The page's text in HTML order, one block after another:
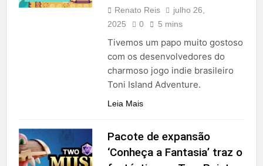
Renato Reis
julho 26,
2025
0 5 mins
Tivemos um papo muito gostoso
com os desenvolvedores do
charmoso jogo indie brasileiro
Toni Island Adventure.
Leia Mais
Pacote de expansão
‘Conheça a Fantasia’ traz o